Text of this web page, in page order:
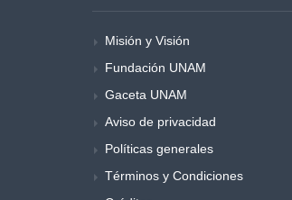
Misión y Visión
Fundación UNAM
Gaceta UNAM
Aviso de privacidad
Políticas generales
Términos y Condiciones